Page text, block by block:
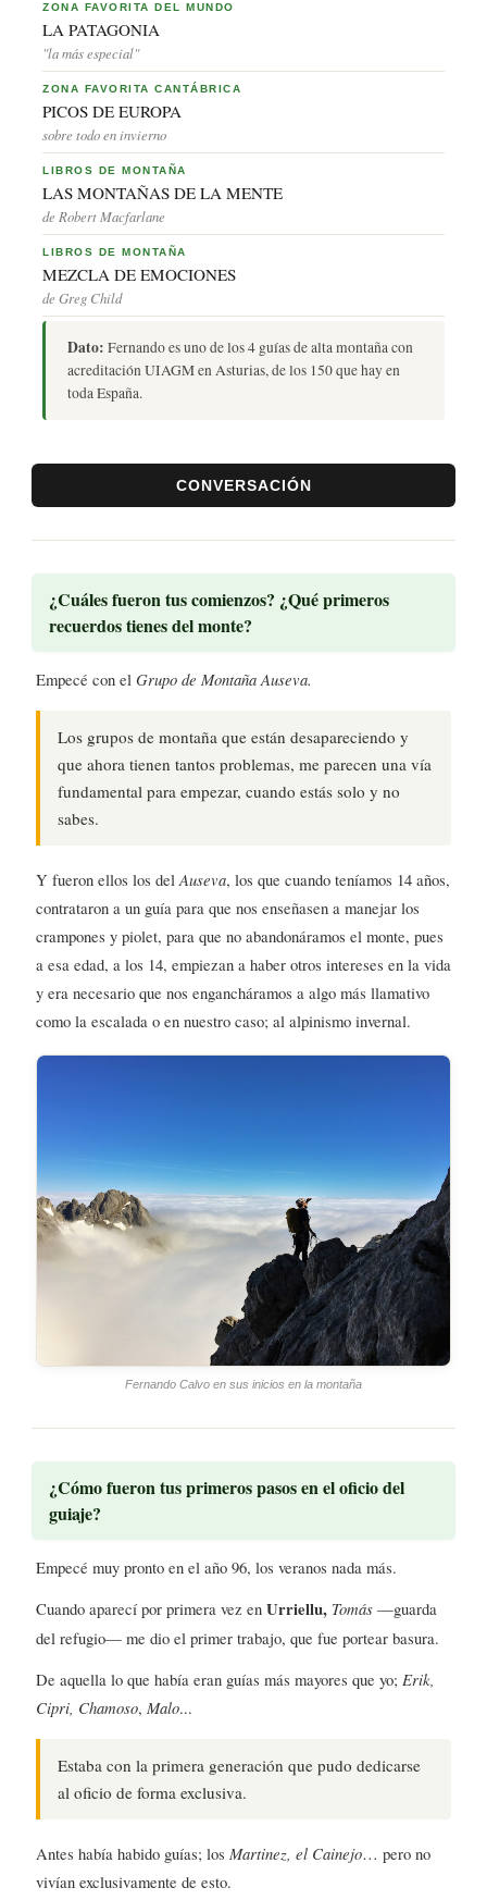
ZONA FAVORITA DEL MUNDO
LA PATAGONIA
"la más especial"
ZONA FAVORITA CANTÁBRICA
PICOS DE EUROPA
sobre todo en invierno
LIBROS DE MONTAÑA
LAS MONTAÑAS DE LA MENTE
de Robert Macfarlane
LIBROS DE MONTAÑA
MEZCLA DE EMOCIONES
de Greg Child
Dato: Fernando es uno de los 4 guías de alta montaña con
acreditación UIAGM en Asturias, de los 150 que hay en
toda España.
CONVERSACIÓN
¿Cuáles fueron tus comienzos? ¿Qué primeros
recuerdos tienes del monte?
Empecé con el Grupo de Montaña Auseva.
Los grupos de montaña que están desapareciendo y
que ahora tienen tantos problemas, me parecen una vía
fundamental para empezar, cuando estás solo y no
sabes.
Y fueron ellos los delAuseva, los que cuando teníamos 14 años,
contrataron a un guía para que nos enseñasen a manejar los
crampones y piolet, para que no abandonáramos el monte, pues
a esa edad, a los 14, empiezan a haber otros intereses en la vida
y era necesario que nos engancháramos a algo más llamativo
como la escalada o en nuestro caso; al alpinismo invernal.
Fernando Calvo en sus inicios en la montaña
¿Cómo fueron tus primeros pasos en el oficio del
guiaje?
Empecé muy pronto en el año 96, los veranos nada más.
Cuando aparecí por primera vez en Urriellu, Tomás —guarda
del refugio— me dio el primer trabajo, que fue portear basura.
De aquella lo que había eran guías más mayores que yo; Erik,
Cipri, Chamoso, Malo...
Estaba con la primera generación que pudo dedicarse
al oficio de forma exclusiva.
Antes había habido guías; los Martinez, el Cainejo… pero no
vivían exclusivamente de esto.